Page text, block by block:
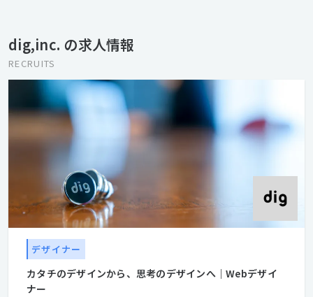
をトータルに、 そして社内でワンストップに取り組むことで、企
業と人々をつないでいきます。 モノがあふれている現代におい
を使う人たちがまだ気が付いていないインサイトを発見し、 この
２つを結びつけることだと私たちは考えます。 私たちは、それを
言葉とイメージで世の中に提示します。 消費者と企業、それぞれ
の想いを翻訳し、つないでいく。 それが、私たちのミッションで
す。 https://www.dig.co.jp/experience/
dig,inc. の求人情報
RECRUITS
デザイナー
カタチのデザインから、思考のデザインへ｜Webデザイ
ナー